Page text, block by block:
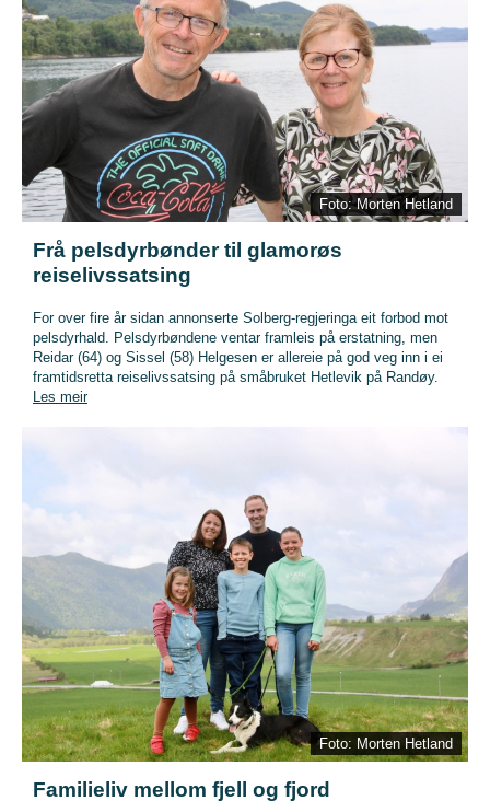
Foto: Morten Hetland
Frå pelsdyrbønder til glamorøs
reiselivssatsing
For over fire år sidan annonserte Solberg-regjeringa eit forbod mot
pelsdyrhald. Pelsdyrbøndene ventar framleis på erstatning, men
Reidar (64) og Sissel (58) Helgesen er allereie på god veg inn i ei
framtidsretta reiselivssatsing på småbruket Hetlevik på Randøy.
Les meir
Foto: Morten Hetland
Familieliv mellom fjell og fjord